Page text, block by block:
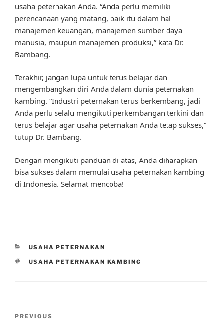
usaha peternakan Anda. “Anda perlu memiliki
perencanaan yang matang, baik itu dalam hal
manajemen keuangan, manajemen sumber daya
manusia, maupun manajemen produksi,” kata Dr.
Bambang.
Terakhir, jangan lupa untuk terus belajar dan
mengembangkan diri Anda dalam dunia peternakan
kambing. “Industri peternakan terus berkembang, jadi
Anda perlu selalu mengikuti perkembangan terkini dan
terus belajar agar usaha peternakan Anda tetap sukses,”
tutup Dr. Bambang.
Dengan mengikuti panduan di atas, Anda diharapkan
bisa sukses dalam memulai usaha peternakan kambing
di Indonesia. Selamat mencoba!
CATEGORIES
USAHA PETERNAKAN
TAGS
USAHA PETERNAKAN KAMBING
Previous
PREVIOUS